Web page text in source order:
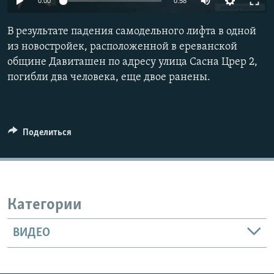
English
Русский
В результате падения самодельного лифта в одной
из новостройек, расположенной в ереванской
общине Давиташен по адресу улица Сасна Црер 2,
погибли два человека, еще двое ранены.
Поделиться
Категории
ВИДЕО